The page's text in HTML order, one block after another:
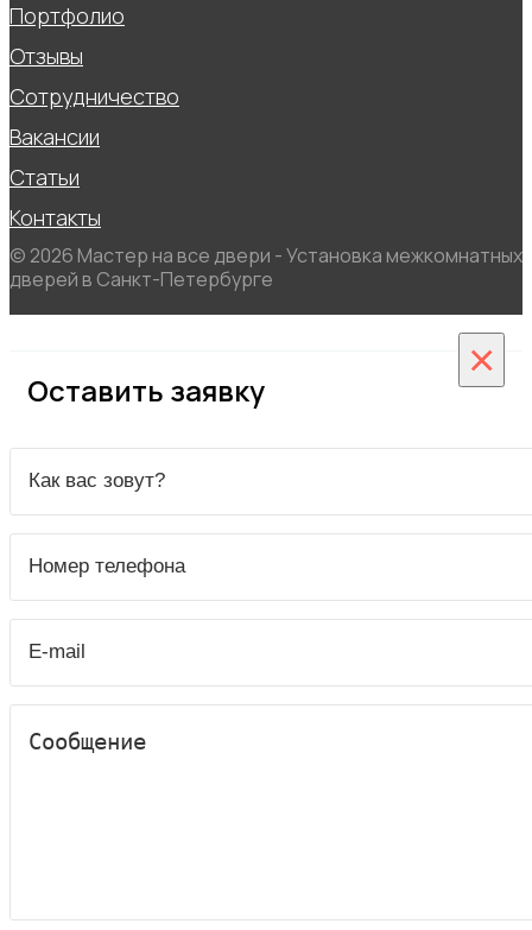
Портфолио
Отзывы
Сотрудничество
Вакансии
Статьи
Контакты
© 2026 Мастер на все двери - Установка межкомнатных
дверей в Санкт-Петербурге
×
Оставить заявку